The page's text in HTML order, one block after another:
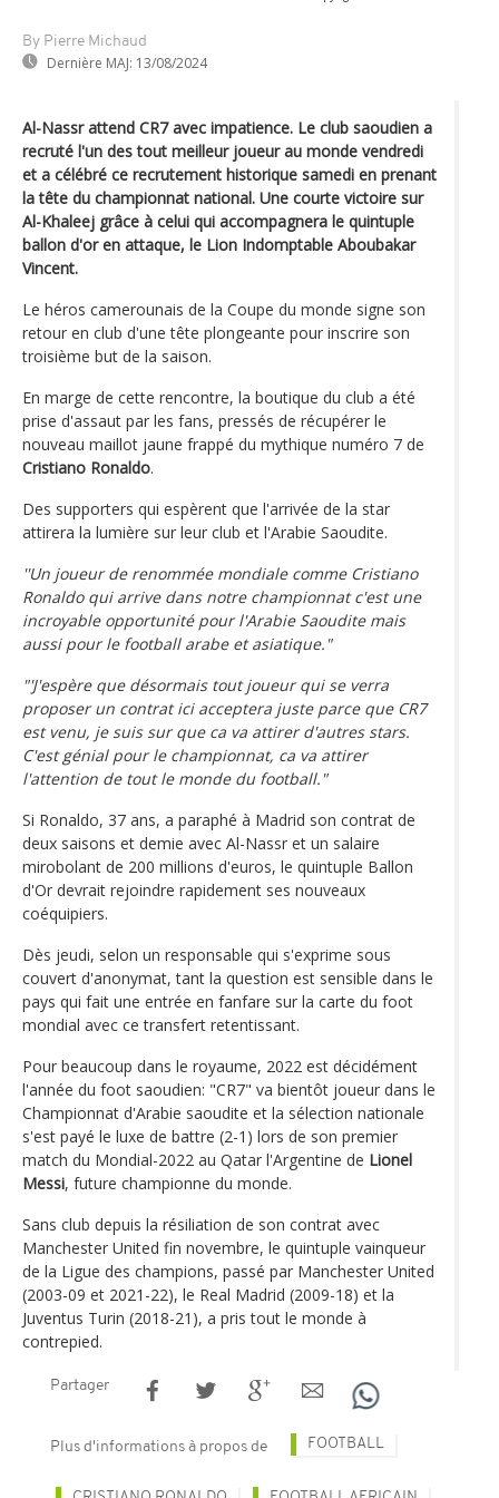
By Pierre Michaud
Dernière MAJ: 13/08/2024
Al-Nassr attend CR7 avec impatience. Le club saoudien a
recruté l'un des tout meilleur joueur au monde vendredi
et a célébré ce recrutement historique samedi en prenant
la tête du championnat national. Une courte victoire sur
Al-Khaleej grâce à celui qui accompagnera le quintuple
ballon d'or en attaque, le Lion Indomptable Aboubakar
Vincent.
Le héros camerounais de la Coupe du monde signe son
retour en club d'une tête plongeante pour inscrire son
troisième but de la saison.
En marge de cette rencontre, la boutique du club a été
prise d'assaut par les fans, pressés de récupérer le
nouveau maillot jaune frappé du mythique numéro 7 de
Cristiano Ronaldo.
Des supporters qui espèrent que l'arrivée de la star
attirera la lumière sur leur club et l'Arabie Saoudite.
''Un joueur de renommée mondiale comme Cristiano
Ronaldo qui arrive dans notre championnat c'est une
incroyable opportunité pour l'Arabie Saoudite mais
aussi pour le football arabe et asiatique."
"'J'espère que désormais tout joueur qui se verra
proposer un contrat ici acceptera juste parce que CR7
est venu, je suis sur que ca va attirer d'autres stars.
C'est génial pour le championnat, ca va attirer
l'attention de tout le monde du football."
Si Ronaldo, 37 ans, a paraphé à Madrid son contrat de
deux saisons et demie avec Al-Nassr et un salaire
mirobolant de 200 millions d'euros, le quintuple Ballon
d'Or devrait rejoindre rapidement ses nouveaux
coéquipiers.
Dès jeudi, selon un responsable qui s'exprime sous
couvert d'anonymat, tant la question est sensible dans le
pays qui fait une entrée en fanfare sur la carte du foot
mondial avec ce transfert retentissant.
Pour beaucoup dans le royaume, 2022 est décidément
l'année du foot saoudien: "CR7" va bientôt joueur dans le
Championnat d'Arabie saoudite et la sélection nationale
s'est payé le luxe de battre (2-1) lors de son premier
match du Mondial-2022 au Qatar l'Argentine de Lionel
Messi, future championne du monde.
Sans club depuis la résiliation de son contrat avec
Manchester United fin novembre, le quintuple vainqueur
de la Ligue des champions, passé par Manchester United
(2003-09 et 2021-22), le Real Madrid (2009-18) et la
Juventus Turin (2018-21), a pris tout le monde à
contrepied.
Partager
Plus d'informations à propos de FOOTBALL